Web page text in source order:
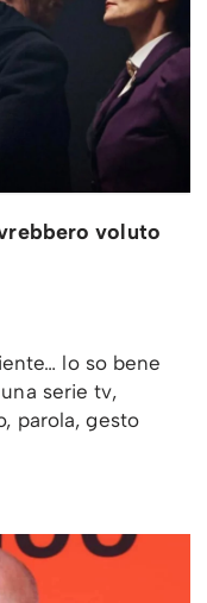
voluto
lo so bene
serie tv,
parola, gesto